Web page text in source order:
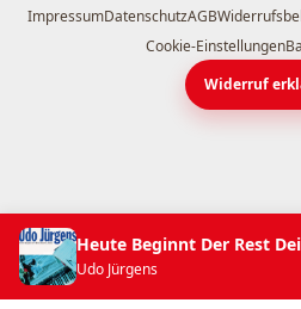
ImpressumDatenschutzAGB
Cookie-Einstellungen
Widerruf
Heute Beginnt Der Rest
Udo Jürgens